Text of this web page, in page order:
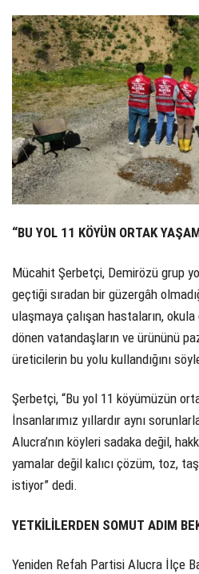
“BU YOL 11 KÖYÜN ORTAK
Mücahit Şerbetçi, Demirözü grup
geçtiği sıradan bir güzergâh
ulaşmaya çalışan hastaların,
dönen vatandaşların ve ürününü
üreticilerin bu yolu kullandığını
Şerbetçi, “Bu yol 11 köyümüzün
İnsanlarımız yıllardır aynı
Alucra’nın köyleri sadaka değil,
yamalar değil kalıcı çözüm, toz,
istiyor” dedi.
YETKİLİLERDEN SOMUT ADIM
Yeniden Refah Partisi Alucra İlçe